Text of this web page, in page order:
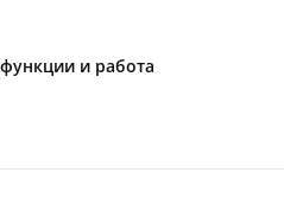
и работа